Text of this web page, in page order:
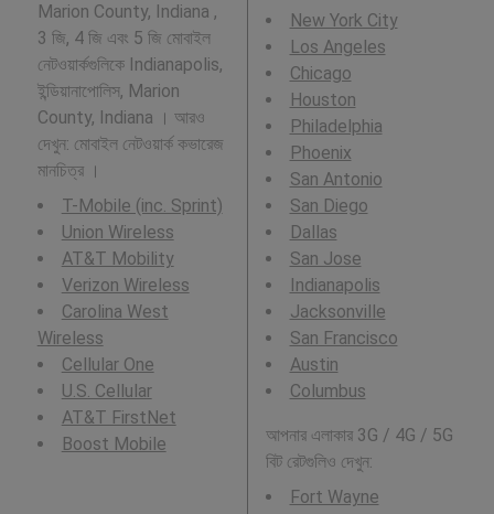
Marion County, Indiana ,
3 জি, 4 জি এবং 5 জি মোবাইল
নেটওয়ার্কগুলিকে Indianapolis,
ইন্ডিয়ানাপোলিস, Marion
County, Indiana । আরও
দেখুন: মোবাইল নেটওয়ার্ক কভারেজ
মানচিত্র ।
T-Mobile (inc. Sprint)
Union Wireless
AT&T Mobility
Verizon Wireless
Carolina West
Wireless
Cellular One
U.S. Cellular
AT&T FirstNet
Boost Mobile
New York City
Los Angeles
Chicago
Houston
Philadelphia
Phoenix
San Antonio
San Diego
Dallas
San Jose
Indianapolis
Jacksonville
San Francisco
Austin
Columbus
আপনার এলাকার 3G / 4G / 5G
বিট রেটগুলিও দেখুন:
Fort Wayne